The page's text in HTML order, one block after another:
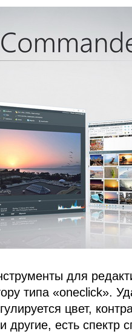
для
типа «oneclick».
цвет,
другие, есть спектр